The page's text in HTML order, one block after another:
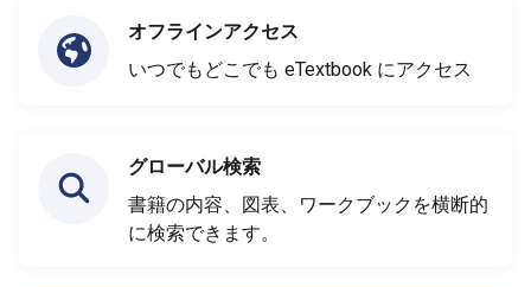
オフラインアクセス
いつでもどこでも eTextbook にアクセス
グローバル検索
書籍の内容、図表、ワークブックを横断的
に検索できます。